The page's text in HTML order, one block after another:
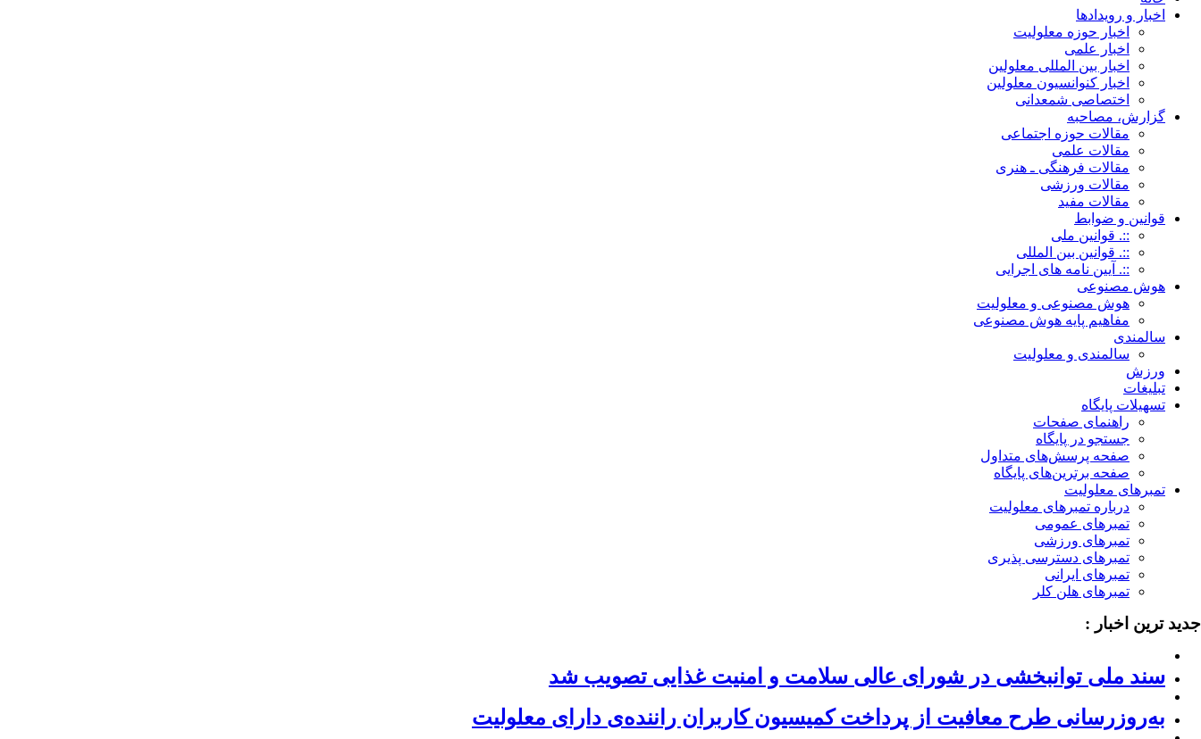
اخبار و رویدادها
اخبار حوزه معلولیت
اخبار علمی
اخبار بین المللی معلولین
اخبار کنوانسیون معلولین
اختصاصی شمعدانی
گزارش، مصاحبه
مقالات حوزه اجتماعی
مقالات علمی
مقالات فرهنگی ـ هنری
مقالات ورزشی
مقالات مفید
قوانین و ضوابط
::. قوانین ملی
::. قوانین بین المللی
::. آیین نامه های اجرایی
هوش مصنوعی
هوش مصنوعی و معلولیت
مفاهیم پایه هوش مصنوعی
سالمندی
سالمندی و معلولیت
ورزش
تبلیغات
تسهیلات پایگاه
راهنمای صفحات
جستجو در پایگاه
صفحه پرسش‌های متداول
صفحه برترین‌های پایگاه
تمبرهای معلولیت
درباره تمبرهای معلولیت
تمبرهای عمومی
تمبرهای ورزشی
تمبرهای دسترسی پذیری
تمبرهای ایرانی
تمبرهای هلن کلر
جدید ترین اخبار :
سند ملی توانبخشی در شورای عالی سلامت و امنیت غذایی تصویب شد
به‌روزرسانی طرح معافیت از پرداخت کمیسیون کاربران راننده‌ی دارای معلولیت